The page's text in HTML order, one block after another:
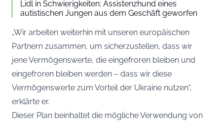
Lidl in Schwierigkeiten: Assistenzhund eines
autistischen Jungen aus dem Geschäft geworfen
„Wir arbeiten weiterhin mit unseren europäischen
Partnern zusammen, um sicherzustellen, dass wir
jene Vermögenswerte, die eingefroren bleiben und
eingefroren bleiben werden – dass wir diese
Vermögenswerte zum Vorteil der Ukraine nutzen“,
erklärte er.
Dieser Plan beinhaltet die mögliche Verwendung von